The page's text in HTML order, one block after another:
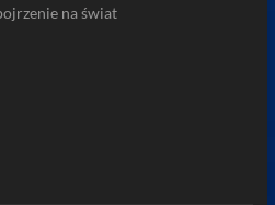
na świat